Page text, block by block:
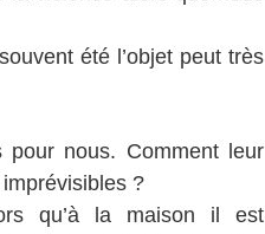
été l’objet peut très
nous. Comment leur
?
qu’à la maison il est